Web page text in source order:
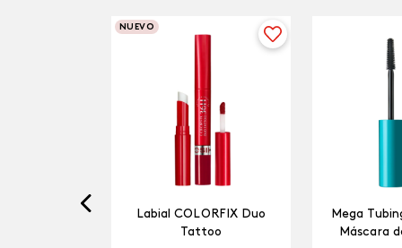
NUEVO
Labial COLORFIX Duo
Tattoo
Mega
Máscara